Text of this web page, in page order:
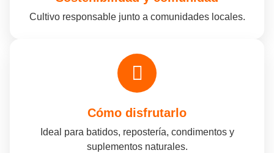
Cultivo responsable junto a comunidades locales.
Cómo disfrutarlo
Ideal para batidos, repostería, condimentos y
suplementos naturales.